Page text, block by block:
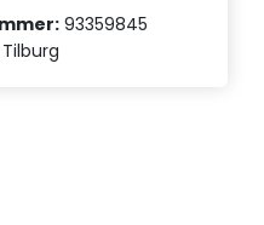
93359845
Tilburg